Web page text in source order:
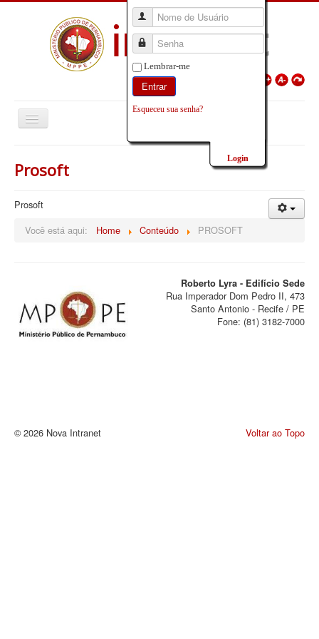
Nome de Usuário
Senha
Lembrar-me
Entrar
Esqueceu sua senha?
Login
Serviços
Prosoft
Prosoft
Você está aqui:
Home Conteúdo PROSOFT
Roberto Lyra - Edifício Sede
Rua Imperador Dom Pedro II, 473
Santo Antonio - Recife / PE
Fone: (81) 3182-7000
Voltar ao Topo
© 2026 Nova Intranet